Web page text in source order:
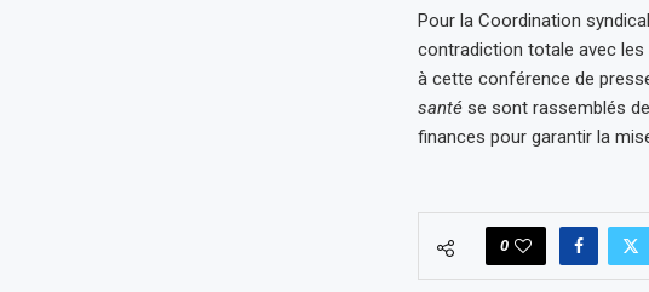
Pour la Coordination
contradiction totale avec les
à cette conférence de
santése sont rassemblés
finances pour garantir la
0